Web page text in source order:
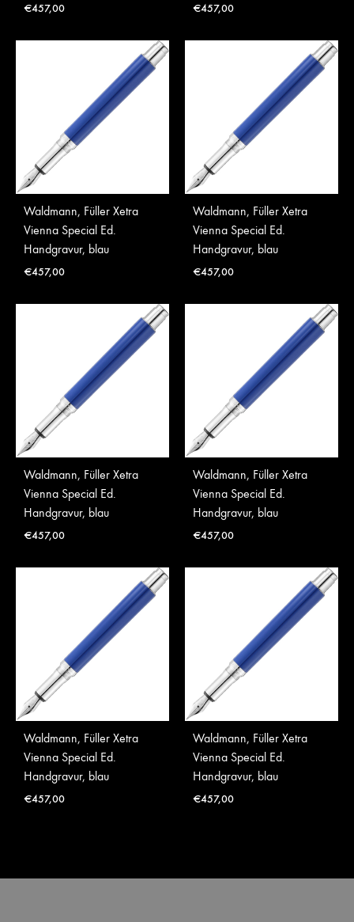
€457,00 €457,00
Waldmann, Füller Xetra
Vienna Special Ed.
Handgravur, blau
€457,00
Waldmann, Füller Xetra
Vienna Special Ed.
Handgravur, blau
€457,00
Waldmann, Füller Xetra
Vienna Special Ed.
Handgravur, blau
€457,00
Waldmann, Füller Xetra
Vienna Special Ed.
Handgravur, blau
€457,00
Waldmann, Füller Xetra
Vienna Special Ed.
Handgravur, blau
€457,00
Waldmann, Füller Xetra
Vienna Special Ed.
Handgravur, blau
€457,00